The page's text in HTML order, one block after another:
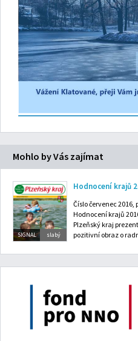
Mohlo by Vás zajímat
SIGNAL slabý
Číslo červenec 2016,
Hodnocení krajů
Plzeňský kraj
pozitivní obraz o